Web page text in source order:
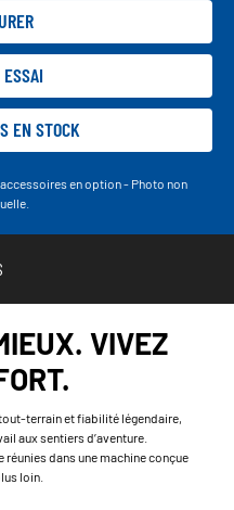
EN STOCK
en option - Photo non
VIVEZ
terrain et fiabilité légendaire,
aux sentiers d’aventure.
dans une machine conçue
loin.